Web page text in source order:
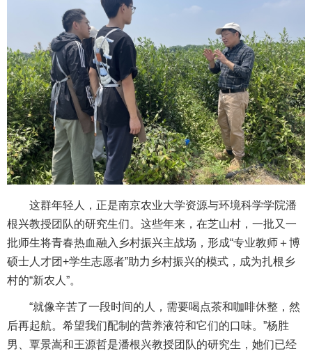
这群年轻人，正是南京农业大学资源与环境科学学院潘
根兴教授团队的研究生们。这些年来，在芝山村，一批又一
批师生将青春热血融入乡村振兴主战场，形成“专业教师＋博
硕士人才团+学生志愿者”助力乡村振兴的模式，成为扎根乡
村的“新农人”。
“就像辛苦了一段时间的人，需要喝点茶和咖啡休整，然
后再起航。希望我们配制的营养液符和它们的口味。”杨胜
男、覃景嵩和王源哲是潘根兴教授团队的研究生，她们已经